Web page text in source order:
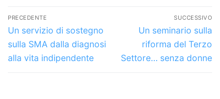
Navigazione
articoli
PRECEDENTE
Articolo
precedente:
Un servizio di sostegno
sulla SMA dalla diagnosi
alla vita indipendente
SUCCESSIVO
Articolo
successivo:
Un seminario sulla
riforma del Terzo
Settore… senza donne